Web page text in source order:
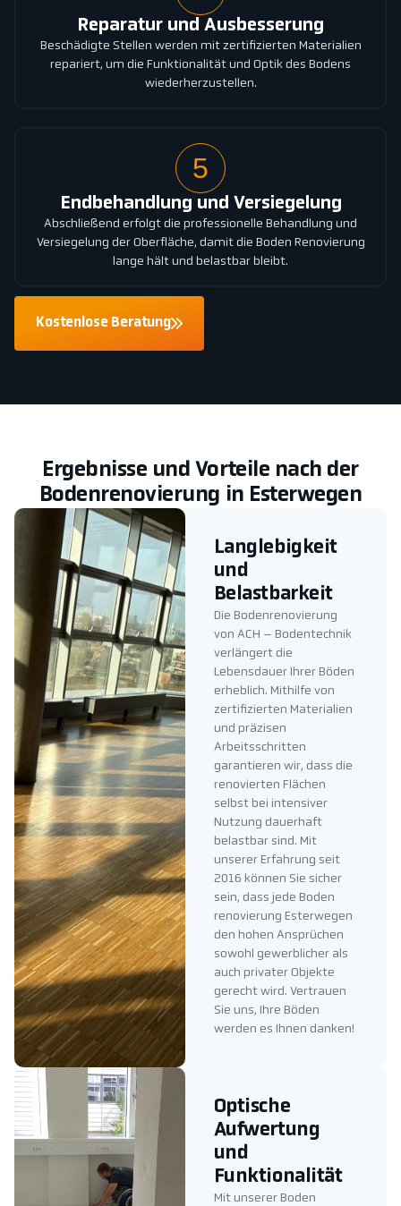
Reparatur und Ausbesserung
Beschädigte Stellen werden mit zertifizierten Materialien
repariert, um die Funktionalität und Optik des Bodens
wiederherzustellen.
5
Endbehandlung und Versiegelung
Abschließend erfolgt die professionelle Behandlung und
Versiegelung der Oberfläche, damit die Boden Renovierung
lange hält und belastbar bleibt.
Kostenlose Beratung
Ergebnisse und Vorteile nach der
Bodenrenovierung in Esterwegen
Langlebigkeit
und
Belastbarkeit
Die Bodenrenovierung
von ACH – Bodentechnik
verlängert die
Lebensdauer Ihrer Böden
erheblich. Mithilfe von
zertifizierten Materialien
und präzisen
Arbeitsschritten
garantieren wir, dass die
renovierten Flächen
selbst bei intensiver
Nutzung dauerhaft
belastbar sind. Mit
unserer Erfahrung seit
2016 können Sie sicher
sein, dass jede Boden
renovierung Esterwegen
den hohen Ansprüchen
sowohl gewerblicher als
auch privater Objekte
gerecht wird. Vertrauen
Sie uns, Ihre Böden
werden es Ihnen danken!
Optische
Aufwertung
und
Funktionalität
Mit unserer Boden